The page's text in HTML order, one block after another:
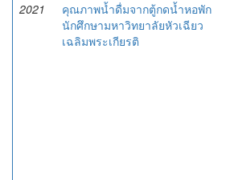
2021
คุณภาพน้ำดื่มจากตู้กดน้ำหอพัก
นักศึกษามหาวิทยาลัยหัวเฉียว
เฉลิมพระเกียรติ